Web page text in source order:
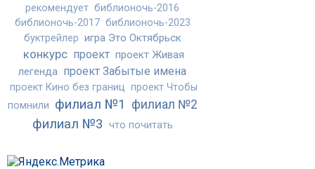
рекомендует библионочь-2016
библионочь-2017 библионочь-2023
буктрейлер игра Это Октябрьск
конкурс проект проект Живая
легенда проект Забытые имена
проект Кино без границ проект Чтобы
помнили филиал №1 филиал №2
филиал №3 что почитать